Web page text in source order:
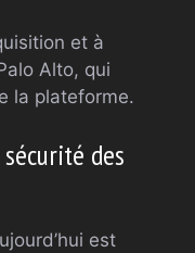
et à
Alto, qui
la plateforme.
des
est